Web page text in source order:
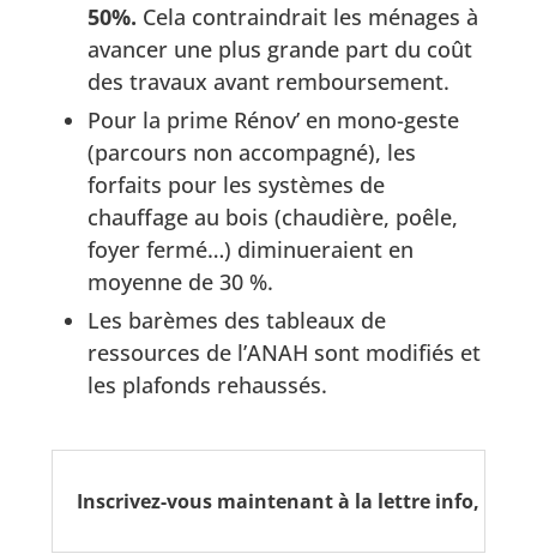
50%. Cela contraindrait les ménages à
avancer une plus grande part du coût
des travaux avant remboursement.
Pour la prime Rénov’ en mono-geste
(parcours non accompagné), les
forfaits pour les systèmes de
chauffage au bois (chaudière, poêle,
foyer fermé…) diminueraient en
moyenne de 30 %.
Les barèmes des tableaux de
ressources de l’ANAH sont modifiés et
les plafonds rehaussés.
Inscrivez-vous maintenant à la lettre info,